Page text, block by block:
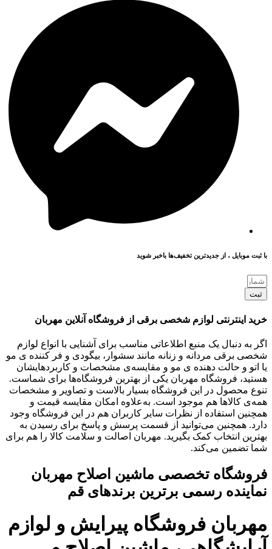
با ثبت موبایل ، از جدید‌ترین تخفیف‌ها با‌خبر شوید
ثبت
خرید اینترنتی لوازم شخصی برقی از فروشگاه آنلاین مهربان
اگر به دنبال یک منبع اطلاعاتی مناسب برای آشنایی با انواع لوازم
شخصی برقی مردانه و زنانه مانند سشوار، بیگودی و فر کننده ی مو
یا اتو و حالت دهنده ی مو و مقایسه‌ی مشخصات و کاربردهایشان
هستید، فروشگاه مهربان یکی از بهترین فروشگاه‌ها برای شماست.
تنوع محصول در این فروشگاه بسیار بالاست و تصاویر و مشخصات
همه‌ی کالاها هم موجود است. به‌علاوه امکان مقایسه قیمت و
همچنین استفاده از نظرات سایر کاربران هم در این فروشگاه وجود
دارد. همچنین می‌توانید از قسمت پرسش و پاسخ برای رسیدن به
بهترین انتخاب کمک بگیرید. مهربان اصالت و سلامت کالا را هم برای
شما تضمین می‌کند.
فروشگاه تخصصی ماشین اصلاح مهربان
نماینده رسمی برترین برندهای قم
مهربان فروشگاه پیرایش و لوازم